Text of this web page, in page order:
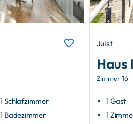
1 Schlafzimmer
1 Badezimmer
Juist
Haus
Zimmer 16
1 Gast
1